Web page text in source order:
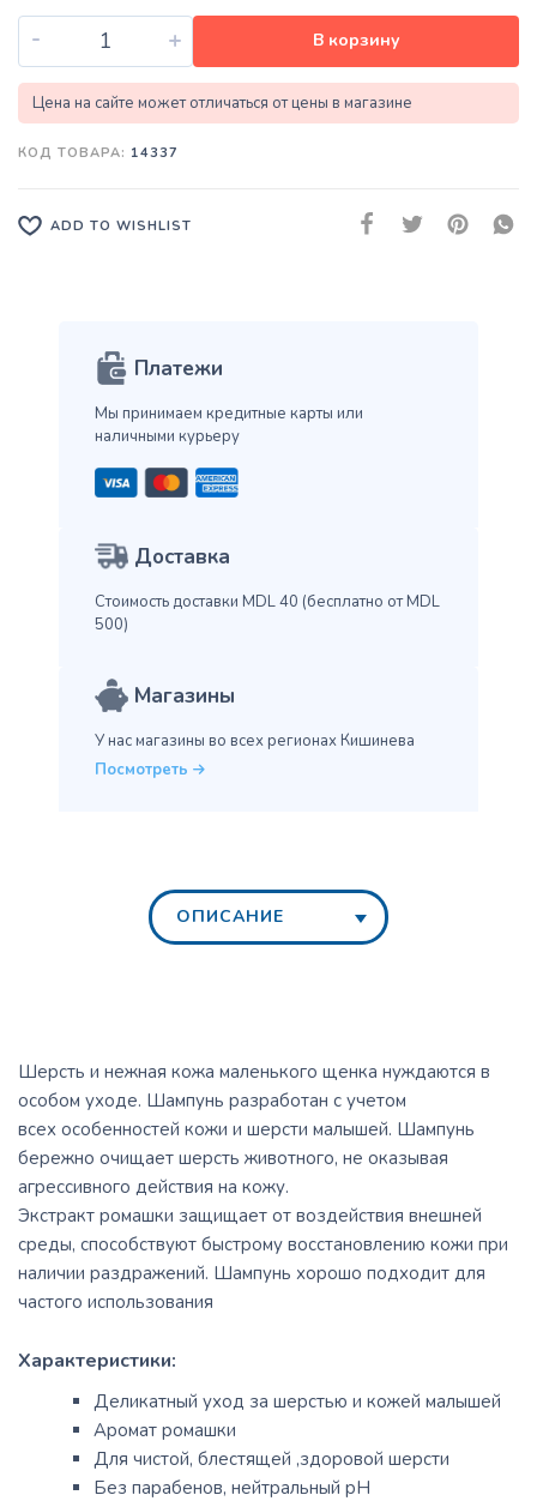
- + В корзину
Цена на сайте может отличаться от цены в магазине
КОД ТОВАРА: 14337
ADD TO WISHLIST
Платежи
Мы принимаем кредитные карты или
наличными курьеру
Доставка
Стоимость доставки MDL 40 (бесплатно от MDL
500)
Магазины
У нас магазины во всех регионах Кишинева
Посмотреть
ОПИСАНИЕ
Шерсть и нежная кожа маленького щенка нуждаются в
особом уходе. Шампунь разработан с учетом
всех особенностей кожи и шерсти малышей. Шампунь
бережно очищает шерсть животного, не оказывая
агрессивного действия на кожу.
Экстракт ромашки защищает от воздействия внешней
среды, способствуют быстрому восстановлению кожи при
наличии раздражений. Шампунь хорошо подходит для
частого использования
Характеристики:
Деликатный уход за шерстью и кожей малышей
Аромат ромашки
Для чистой, блестящей ,здоровой шерсти
Без парабенов, нейтральный pH